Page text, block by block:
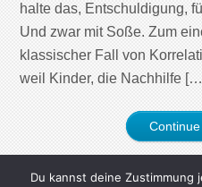
halte das, Entschuldigung,
Und zwar mit Soße. Zum
klassischer Fall von
weil Kinder, die Nachhilfe
Du kannst deine